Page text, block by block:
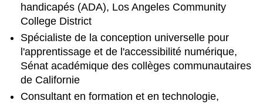
handicapés (ADA), Los Angeles Community
College District
Spécialiste de la conception universelle pour
l'apprentissage et de l'accessibilité numérique,
Sénat académique des collèges communautaires
de Californie
Consultant en formation et en technologie,